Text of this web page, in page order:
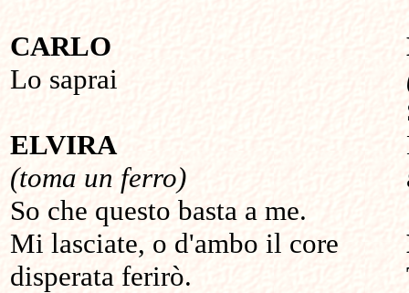
CARLO
Lo saprai
ELVIRA
(toma un ferro)
So che questo basta a me.
Mi lasciate, o d'ambo il core
disperata ferirò.